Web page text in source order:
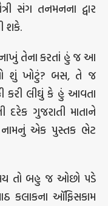
સંગ તનમનના દ્વાર
શકે.
તેના કરતાં હું જ આ
શું ખોટું? બસ, તે જ
કરી લીઘું કે હું આવતા
દરેક ગુજરાતી માતાને
નામનું એક પુસ્તક ભેટ
તો બહુ જ ઓછો પડે
કલાકના ઑફિસકામ